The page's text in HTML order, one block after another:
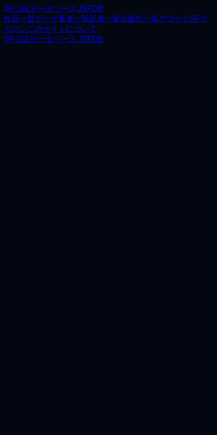
SF小説データベース JSFDB
作品一覧テーマ著者一覧訳者一覧出版社一覧アワードSFマ
ガジンこのサイトについて
SF小説データベース JSFDB